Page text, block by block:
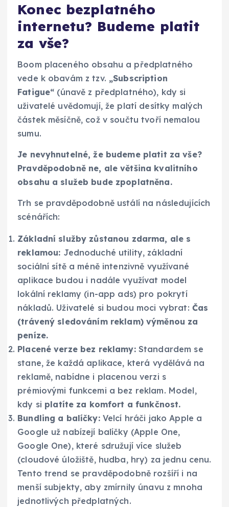
Konec bezplatného
internetu? Budeme platit
za vše?
Boom placeného obsahu a předplatného
vede k obavám z tzv. „Subscription
Fatigue“ (únavě z předplatného), kdy si
uživatelé uvědomují, že platí desítky malých
částek měsíčně, což v součtu tvoří nemalou
sumu.
Je nevyhnutelné, že budeme platit za vše?
Pravděpodobně ne, ale většina kvalitního
obsahu a služeb bude zpoplatněna.
Trh se pravděpodobně ustálí na následujících
scénářích:
Základní služby zůstanou zdarma, ale s
reklamou: Jednoduché utility, základní
sociální sítě a méně intenzivně využívané
aplikace budou i nadále využívat model
lokální reklamy (in-app ads) pro pokrytí
nákladů. Uživatelé si budou moci vybrat: Čas
(trávený sledováním reklam) výměnou za
peníze.
Placené verze bez reklamy:Standardem se
stane, že každá aplikace, která vydělává na
reklamě, nabídne i placenou verzi s
prémiovými funkcemi a bez reklam. Model,
kdy si platíte za komfort a funkčnost.
Bundling a balíčky:Velcí hráči jako Apple a
Google už nabízejí balíčky (Apple One,
Google One), které sdružují více služeb
(cloudové úložiště, hudba, hry) za jednu cenu.
Tento trend se pravděpodobně rozšíří i na
menší subjekty, aby zmírnily únavu z mnoha
jednotlivých předplatných.